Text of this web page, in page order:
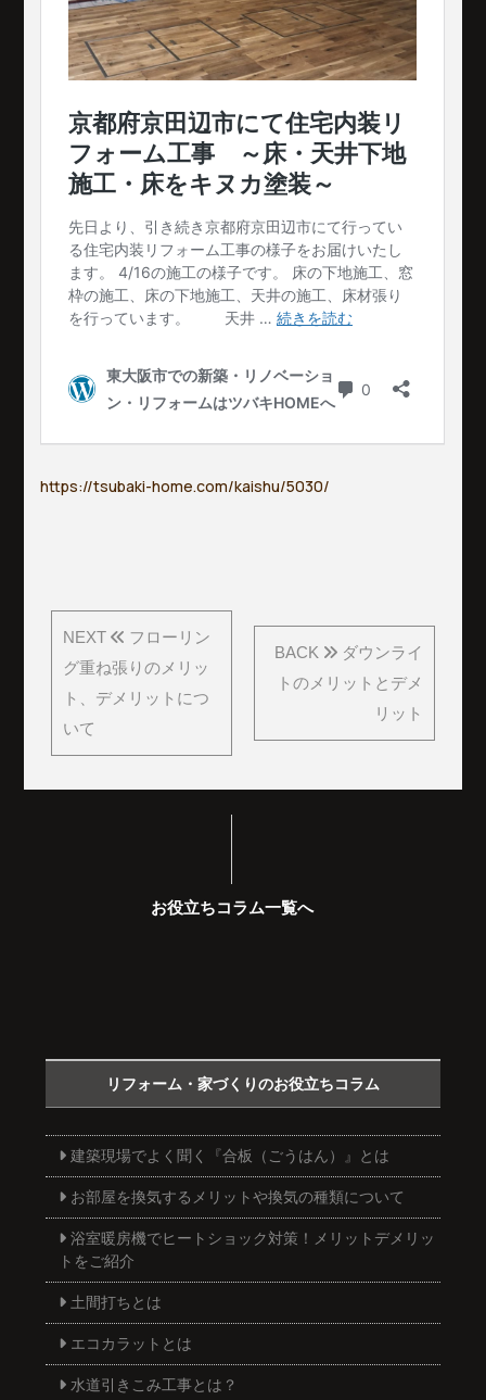
https://tsubaki-home.com/kaishu/5030/
NEXT
フローリン
グ重ね張りのメリッ
ト、デメリットにつ
いて
BACK
ダウンライ
トのメリットとデメ
リット
お役立ちコラム一覧へ
リフォーム・家づくりのお役立ちコラム
建築現場でよく聞く『合板（ごうはん）』とは
お部屋を換気するメリットや換気の種類について
浴室暖房機でヒートショック対策！メリットデメリッ
トをご紹介
土間打ちとは
エコカラットとは
水道引きこみ工事とは？